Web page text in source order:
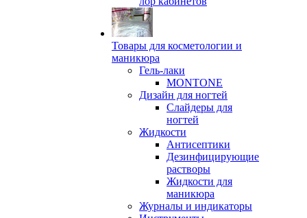
Товары для косметологии и
маникюра
Гель-лаки
MONTONE
Дизайн для ногтей
Слайдеры для
ногтей
Жидкости
Антисептики
Дезинфицирующие
растворы
Жидкости для
маникюра
Журналы и индикаторы